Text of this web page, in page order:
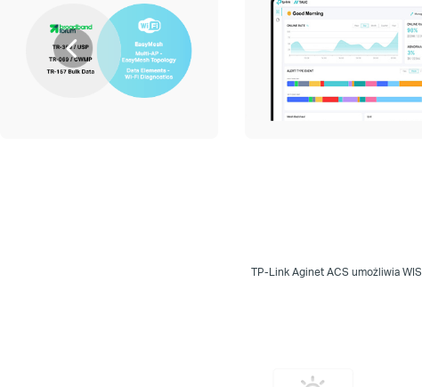
TP-Link Aginet ACS umożliwia